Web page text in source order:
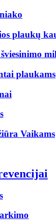
plaukų
plaukams
Vaikams